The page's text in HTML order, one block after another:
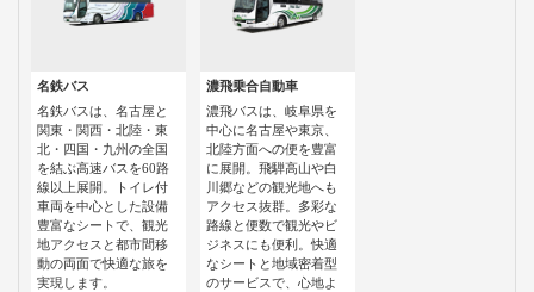
名鉄バス
名鉄バスは、名古屋と
関東・関西・北陸・東
北・四国・九州の全国
を結ぶ高速バスを60路
線以上展開。トイレ付
車両を中心とした設備
豊富なシートで、観光
地アクセスと都市間移
動の両面で快適な旅を
実現します。
濃飛乗合自動車
濃飛バスは、岐阜県を
中心に名古屋や東京、
北陸方面への便を豊富
に展開。飛騨高山や白
川郷などの観光地へも
アクセス抜群。多彩な
路線と便数で観光やビ
ジネスにも便利。快適
なシートと地域密着型
のサービスで、心地よ